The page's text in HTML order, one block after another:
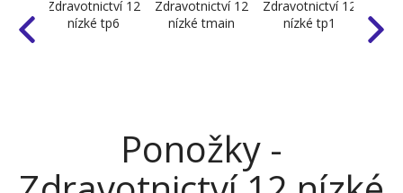
Ponožky -